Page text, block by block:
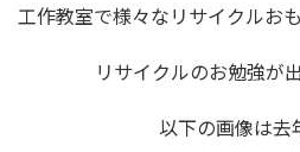
工作教室で様々なリサイクルお
リサイクルのお勉強が
以下の画像は去